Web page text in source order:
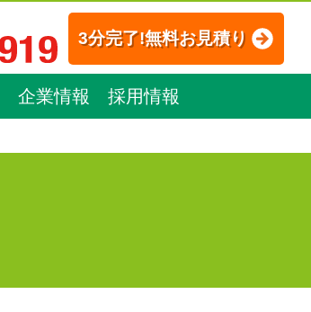
3分完了!無料お見積り
企業情報 採用情報